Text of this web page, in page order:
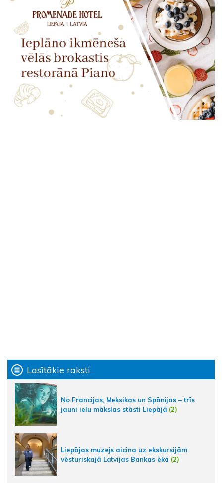
Lasītākie raksti
No Francijas, Meksikas un Spānijas – trīs
jauni ielu mākslas stāsti Liepājā (2)
Liepājas muzejs aicina uz ekskursijām
vēsturiskajā Latvijas Bankas ēkā (2)